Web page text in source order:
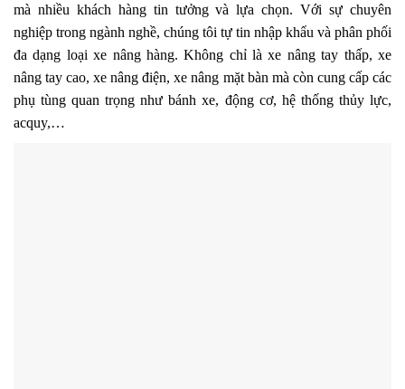
mà nhiều khách hàng tin tưởng và lựa chọn. Với sự chuyên
nghiệp trong ngành nghề, chúng tôi tự tin nhập khẩu và phân phối
đa dạng loại xe nâng hàng. Không chỉ là xe nâng tay thấp, xe
nâng tay cao, xe nâng điện, xe nâng mặt bàn mà còn cung cấp các
phụ tùng quan trọng như bánh xe, động cơ, hệ thống thủy lực,
acquy,…